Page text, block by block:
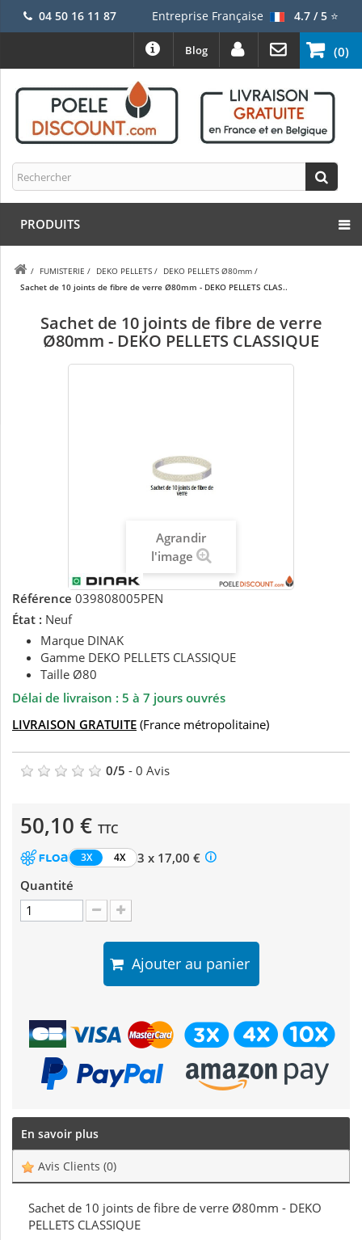
04 50 16 11 87 Entreprise Française 4.7 / 5⭐
(0)
Blog
PRODUITS
/ FUMISTERIE / DEKO PELLETS / DEKO PELLETS Ø80mm /
Sachet de 10 joints de fibre de verre Ø80mm - DEKO PELLETS CLAS..
Sachet de 10 joints de fibre de verre
Ø80mm - DEKO PELLETS CLASSIQUE
Agrandir
l'image
Référence 039808005PEN
État : Neuf
Marque DINAK
Gamme DEKO PELLETS CLASSIQUE
Taille Ø80
Délai de livraison : 5 à 7 jours ouvrés
LIVRAISON GRATUITE (France métropolitaine)
0/5 - 0 Avis
50,10 € TTC
3X 4X
3 x 17,00 €
Quantité
Ajouter au panier
En savoir plus
Avis Clients (0)
Sachet de 10 joints de fibre de verre Ø80mm - DEKO
PELLETS CLASSIQUE